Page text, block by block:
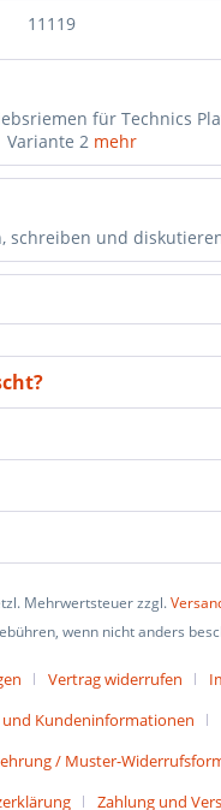
11119
für Technics
Variante 2 mehr
schreiben und
Mehrwertsteuer zzgl.
wenn nicht anders
Vertrag widerrufen
und Kundeninformationen
/ Muster-
Zahlung und